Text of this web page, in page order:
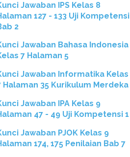
Jawaban IPS Kelas 8
127 - 133 Uji Kompetensi
2
Jawaban Bahasa Indonesia
7 Halaman 5
Jawaban Informatika Kelas
Halaman 35 Kurikulum Merdeka
Jawaban IPA Kelas 9
47 - 49 Uji Kompetensi 1
Jawaban PJOK Kelas 9
174, 175 Penilaian Bab 7